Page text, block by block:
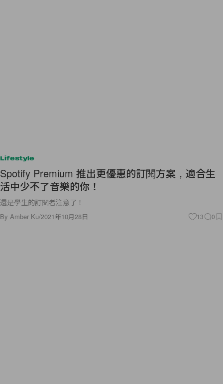
Lifestyle
Spotify Premium 推出更優惠的訂閱方案，適合生
活中少不了音樂的你！
還是學生的訂閱者注意了！
By Amber Ku/2021年10月28日 13 0